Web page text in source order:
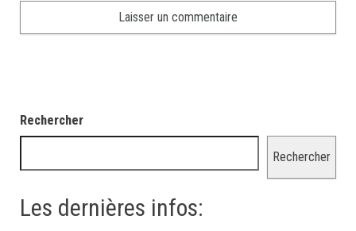
Rechercher
Rechercher
Les dernières infos: